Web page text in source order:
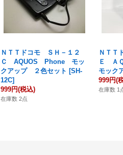
ＮＴＴドコモ ＳＨ－１２
Ｃ AQUOS Phone モッ
クアップ ２色セット [SH-
12C]
999円(税込)
在庫数 2点
ＮＴＴ
Ｅ Ａ
モック
999円(
在庫数 1